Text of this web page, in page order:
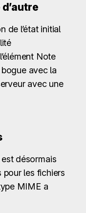
de l’état initial
Note
avec la
avec une
est désormais
pour les fichiers
MIME a